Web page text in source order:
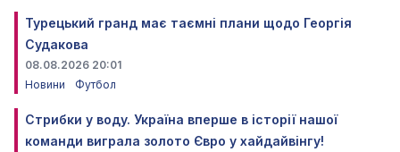
Турецький гранд має таємні плани щодо Георгія
Судакова
08.08.2026 20:01
Новини
Футбол
Стрибки у воду. Україна вперше в історії нашої
команди виграла золото Євро у хайдайвінгу!